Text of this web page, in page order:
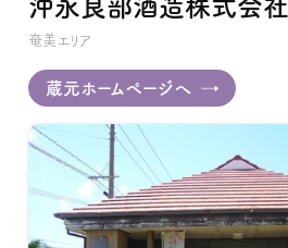
沖永良部酒造株式会社
奄美エリア
蔵元ホームページへ